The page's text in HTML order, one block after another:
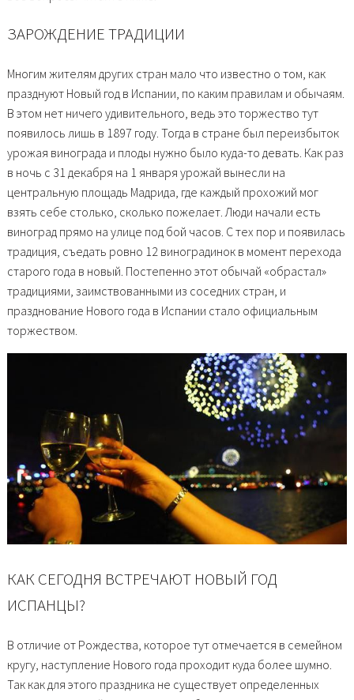
ЗАРОЖДЕНИЕ ТРАДИЦИИ
Многим жителям других стран мало что известно о том, как
празднуют Новый год в Испании, по каким правилам и обычаям.
В этом нет ничего удивительного, ведь это торжество тут
появилось лишь в 1897 году. Тогда в стране был переизбыток
урожая винограда и плоды нужно было куда-то девать. Как раз
в ночь с 31 декабря на 1 января урожай вынесли на
центральную площадь Мадрида, где каждый прохожий мог
взять себе столько, сколько пожелает. Люди начали есть
виноград прямо на улице под бой часов. С тех пор и появилась
традиция, съедать ровно 12 виноградинок в момент перехода
старого года в новый. Постепенно этот обычай «обрастал»
традициями, заимствованными из соседних стран, и
празднование Нового года в Испании стало официальным
торжеством.
КАК СЕГОДНЯ ВСТРЕЧАЮТ НОВЫЙ ГОД
ИСПАНЦЫ?
В отличие от Рождества, которое тут отмечается в семейном
кругу, наступление Нового года проходит куда более шумно.
Так как для этого праздника не существует определенных